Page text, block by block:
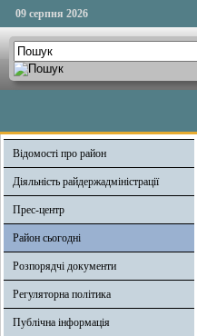
09 серпня 2026
Відомості про район
Діяльність райдержадміністрації
Прес-центр
Район сьогодні
Розпорядчі документи
Регуляторна політика
Публічна інформація